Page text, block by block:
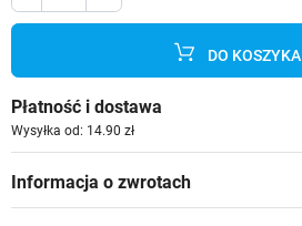
DO KOSZYKA
Płatność i dostawa
Wysyłka od: 14.90 zł
Informacja o zwrotach